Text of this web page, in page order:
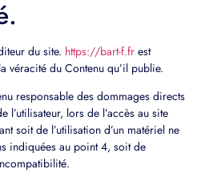
du site. https://bart-f.fr est
véracité du Contenu qu’il publie.
responsable des dommages directs
l’utilisateur, lors de l’accès au site
soit de l’utilisation d’un matériel ne
indiquées au point 4, soit de